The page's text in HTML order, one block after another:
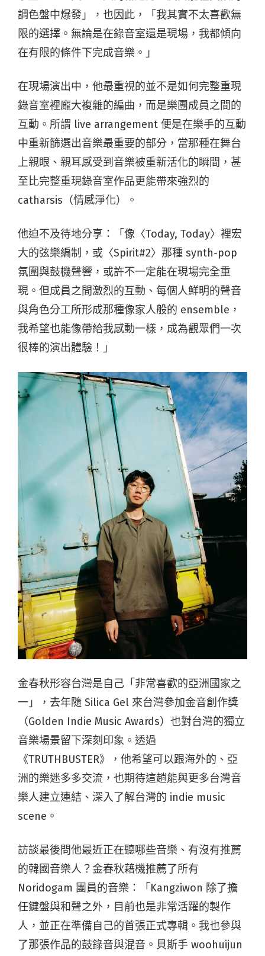
調色盤中爆發」，也因此，「我其實不太喜歡無
限的選擇。無論是在錄音室還是現場，我都傾向
在有限的條件下完成音樂。」
在現場演出中，他最重視的並不是如何完整重現
錄音室裡龐大複雜的編曲，而是樂團成員之間的
互動。所謂 live arrangement 便是在樂手的互動
中重新篩選出音樂最重要的部分，當那種在舞台
上親眼、親耳感受到音樂被重新活化的瞬間，甚
至比完整重現錄音室作品更能帶來強烈的
catharsis（情感淨化）。
他迫不及待地分享：「像〈Today, Today〉裡宏
大的弦樂編制，或〈Spirit#2〉那種 synth-pop
氛圍與鼓機聲響，或許不一定能在現場完全重
現。但成員之間激烈的互動、每個人鮮明的聲音
與角色分工所形成那種像家人般的 ensemble，
我希望也能像帶給我感動一樣，成為觀眾們一次
很棒的演出體驗！」
金春秋形容台灣是自己「非常喜歡的亞洲國家之
一」，去年隨 Silica Gel 來台灣參加金音創作獎
（Golden Indie Music Awards）也對台灣的獨立
音樂場景留下深刻印象。透過
《TRUTHBUSTER》，他希望可以跟海外的、亞
洲的樂迷多多交流，也期待這趟能與更多台灣音
樂人建立連結、深入了解台灣的 indie music
scene。
訪談最後問他最近正在聽哪些音樂、有沒有推薦
的韓國音樂人？金春秋藉機推薦了所有
Noridogam 團員的音樂：「Kangziwon 除了擔
任鍵盤與和聲之外，目前也是非常活躍的製作
人，並正在準備自己的首張正式專輯。我也參與
了那張作品的鼓錄音與混音。貝斯手 woohuijun